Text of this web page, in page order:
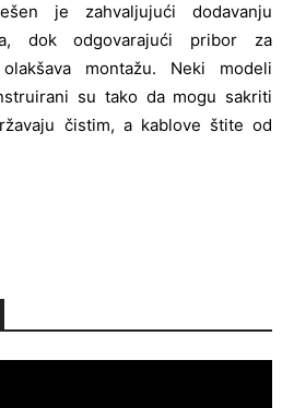
je zahvaljujući dodavanju
dok odgovarajući pribor za
montažu. Neki modeli
su tako da mogu sakriti
čistim, a kablove štite od